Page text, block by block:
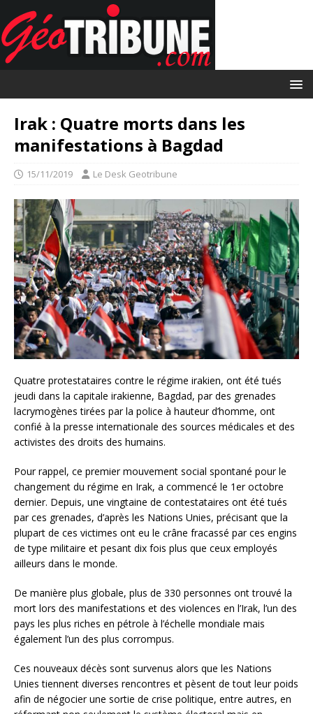
Irak : Quatre morts dans les
manifestations à Bagdad
15/11/2019 Le Desk Geotribune
Quatre protestataires contre le régime irakien, ont été tués
jeudi dans la capitale irakienne, Bagdad, par des grenades
lacrymogènes tirées par la police à hauteur d’homme, ont
confié à la presse internationale des sources médicales et des
activistes des droits des humains.
Pour rappel, ce premier mouvement social spontané pour le
changement du régime en Irak, a commencé le 1er octobre
dernier. Depuis, une vingtaine de contestataires ont été tués
par ces grenades, d’après les Nations Unies, précisant que la
plupart de ces victimes ont eu le crâne fracassé par ces engins
de type militaire et pesant dix fois plus que ceux employés
ailleurs dans le monde.
De manière plus globale, plus de 330 personnes ont trouvé la
mort lors des manifestations et des violences en l’Irak, l’un des
pays les plus riches en pétrole à l’échelle mondiale mais
également l’un des plus corrompus.
Ces nouveaux décès sont survenus alors que les Nations
Unies tiennent diverses rencontres et pèsent de tout leur poids
afin de négocier une sortie de crise politique, entre autres, en